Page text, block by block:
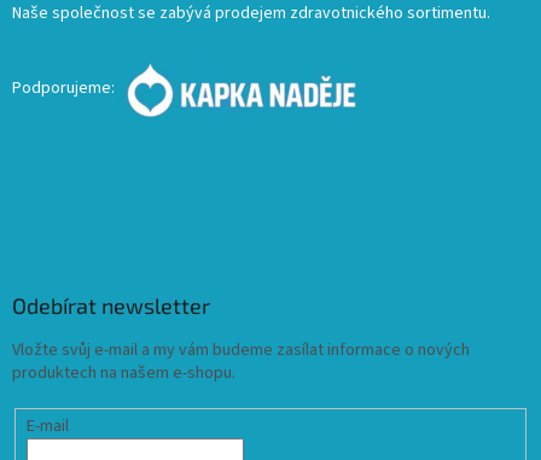
Naše společnost se zabývá prodejem zdravotnického sortimentu.
Podporujeme:
Odebírat newsletter
Vložte svůj e-mail a my vám budeme zasílat informace o nových
produktech na našem e-shopu.
E-mail